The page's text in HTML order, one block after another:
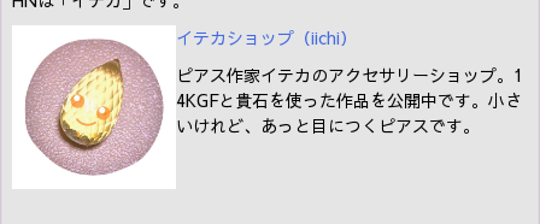
イテカショップ（iichi）
ピアス作家イテカのアクセサリーショップ。1
4KGFと貴石を使った作品を公開中です。小さ
いけれど、あっと目につくピアスです。